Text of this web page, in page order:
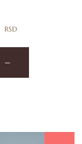
rsd